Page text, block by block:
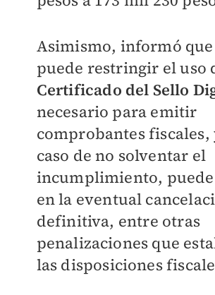
Asimismo, informó que
puede restringir el uso
Certificado del Sello
necesario para emitir
comprobantes fiscales,
caso de no solventar el
incumplimiento,
en la eventual
definitiva, entre otras
penalizaciones que
las disposiciones